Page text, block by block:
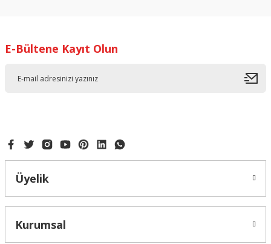
Ürün resmi kalitesiz, bozuk veya görüntülenemiyor.
E-Bültene Kayıt Olun
Üyelik
Kurumsal